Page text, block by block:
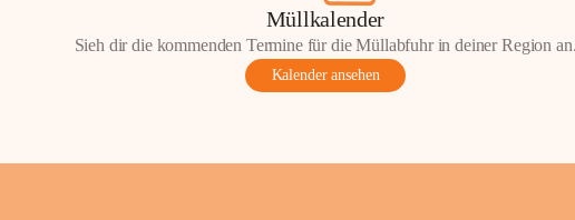
Müllkalender
Sieh dir die kommenden Termine für die Müllabfuhr in deiner Region
Kalender ansehen